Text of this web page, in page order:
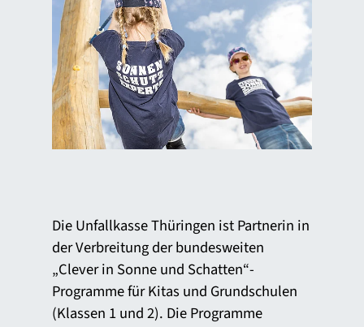
Die Unfallkasse Thüringen ist Partnerin in
der Verbreitung der bundesweiten
„Clever in Sonne und Schatten“-
Programme für Kitas und Grundschulen
(Klassen 1 und 2). Die Programme